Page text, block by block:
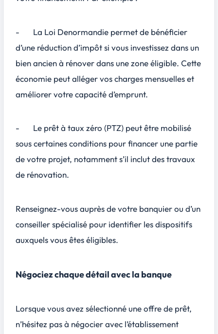
- La Loi Denormandie permet de bénéficier
d’une réduction d’impôt si vous investissez dans un
bien ancien à rénover dans une zone éligible. Cette
économie peut alléger vos charges mensuelles et
améliorer votre capacité d’emprunt.
- Le prêt à taux zéro (PTZ) peut être mobilisé
sous certaines conditions pour financer une partie
de votre projet, notamment s’il inclut des travaux
de rénovation.
Renseignez-vous auprès de votre banquier ou d’un
conseiller spécialisé pour identifier les dispositifs
auxquels vous êtes éligibles.
Négociez chaque détail avec la banque
Lorsque vous avez sélectionné une offre de prêt,
n’hésitez pas à négocier avec l’établissement